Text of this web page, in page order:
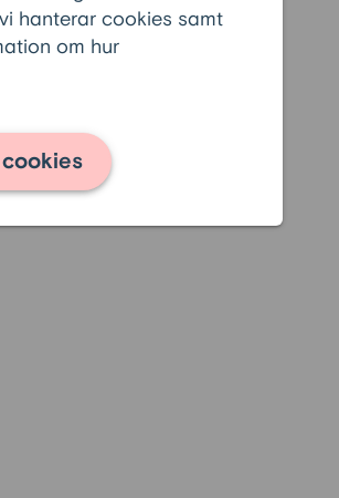
hanterar cookies samt
om hur